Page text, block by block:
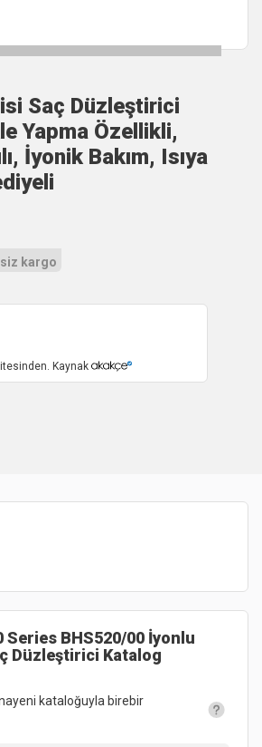
Saç Düzleştirici
Yapma Özellikli,
İyonik Bakım, Isıya
kargo
Kaynak
Series BHS520/00 İyonlu
Düzleştirici Katalog
kataloğuyla birebir